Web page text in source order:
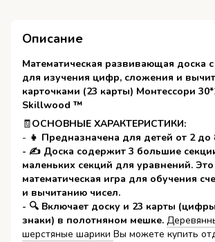
Описание
Математическая развивающая доска
для изучения цифр, сложения и
карточками (23 карты) Монтессори
Skillwood ™
🧾ОСНОВНЫЕ ХАРАКТЕРИСТИКИ:
- 👧 Предназначена для детей от 2 до
- ✍ Доска содержит 3 большие
маленьких секций для уравнений. Это
математическая игра для обучения
и вычитанию чисел.
- 🔍 Включает доску и 23 карты
знаки) в полотняном мешке.
шерстяные шарики Вы можете купить